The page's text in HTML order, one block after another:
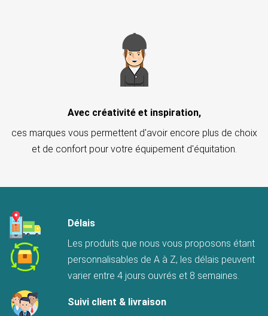
Avec créativité et inspiration,
ces marques vous permettent d'avoir encore plus de choix
et de confort pour votre équipement d'équitation.
Délais
Les produits que nous vous proposons étant
personnalisables de A à Z, les délais peuvent
varier entre 4 jours ouvrés et 8 semaines.
Suivi client & livraison